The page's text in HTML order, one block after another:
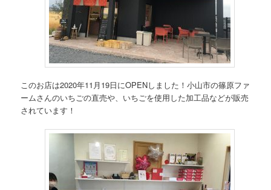
このお店は2020年11月19日にOPENしました！小山市の篠原ファ
ームさんのいちごの直売や、いちごを使用した加工品などが販売
されています！